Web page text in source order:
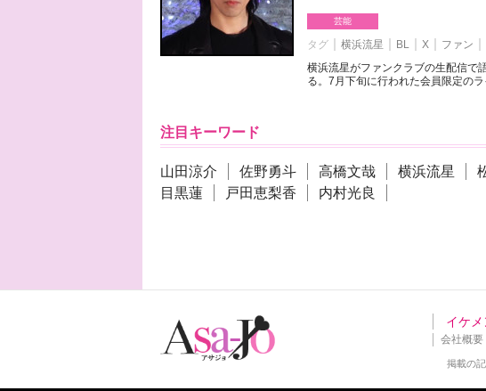
芸能
タグ 横浜流星 BL X
ファン
横浜流星がファンクラブの生配信で
る。7月下旬に行われた会員限定の
注目キーワード
山田涼介 佐野勇斗 高橋文哉 横浜流星
目黒蓮
戸田恵梨香 内村光良
イケメ
会社概要
掲載の